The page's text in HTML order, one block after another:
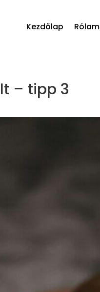
Kezdőlap Rólam
– tipp 3